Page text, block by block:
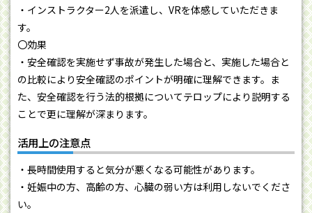
・インストラクター2人を派遣し、VRを体感していただきま
す。
〇効果
・安全確認を実施せず事故が発生した場合と、実施した場合と
の比較により安全確認のポイントが明確に理解できます。ま
た、安全確認を行う法的根拠についてテロップにより説明する
ことで更に理解が深まります。
活用上の注意点
・長時間使用すると気分が悪くなる可能性があります。
・妊娠中の方、高齢の方、心臓の弱い方は利用しないでくださ
い。